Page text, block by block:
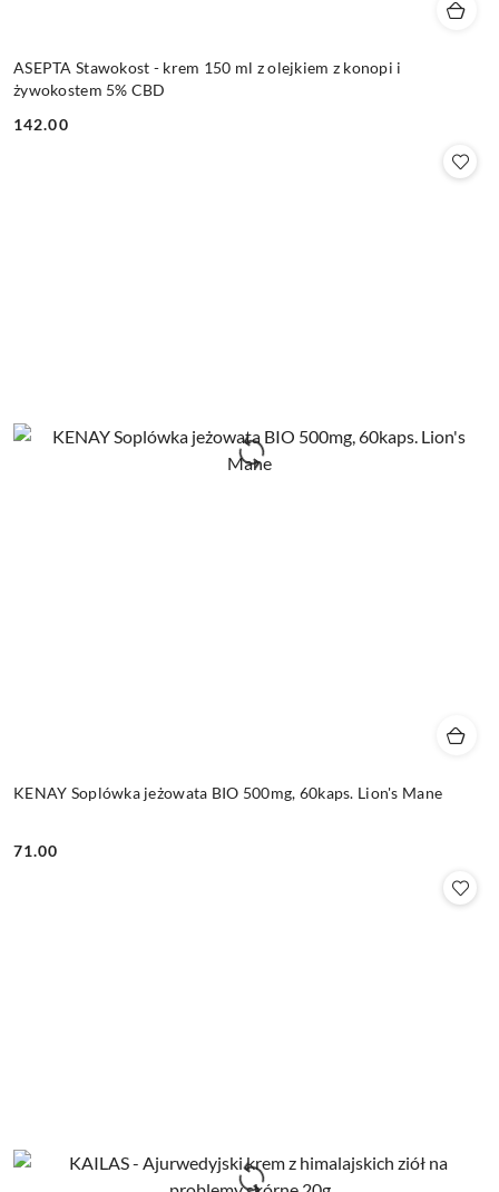
ASEPTA Stawokost - krem 150 ml z olejkiem z konopi i
żywokostem 5% CBD
Cena:
142.00
KENAY Soplówka jeżowata BIO 500mg, 60kaps. Lion's Mane
Cena:
71.00